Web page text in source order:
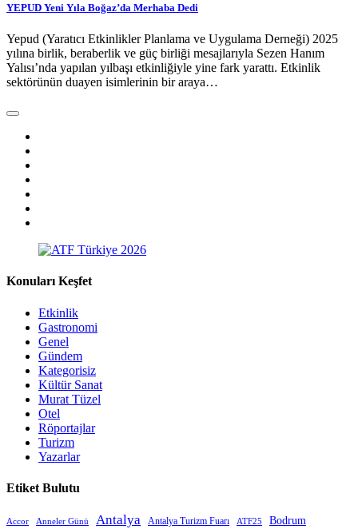
YEPUD Yeni Yıla Boğaz’da Merhaba Dedi
Yepud (Yaratıcı Etkinlikler Planlama ve Uygulama Derneği) 2025
yılına birlik, beraberlik ve güç birliği mesajlarıyla Sezen Hanım
Yalısı’nda yapılan yılbaşı etkinliğiyle yine fark yarattı. Etkinlik
sektörünün duayen isimlerinin bir araya…
Konuları Keşfet
Etkinlik
Gastronomi
Genel
Gündem
Kategorisiz
Kültür Sanat
Murat Tüzel
Otel
Röportajlar
Turizm
Yazarlar
Etiket Bulutu
Accor Anneler Günü Antalya Antalya Turizm Fuarı ATF25 Bodrum